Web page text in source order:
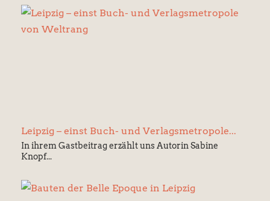
Leipzig – einst Buch- und Verlagsmetropole...
In ihrem Gastbeitrag erzählt uns Autorin Sabine
Knopf...